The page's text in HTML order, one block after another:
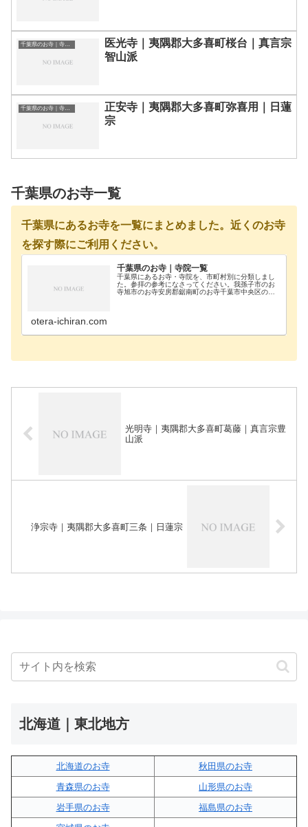
千葉県のお寺｜寺院一覧
医光寺｜夷隅郡大多喜町桜台｜真言宗
智山派
千葉県のお寺｜寺院一覧
正安寺｜夷隅郡大多喜町弥喜用｜日蓮
宗
千葉県のお寺一覧
千葉県にあるお寺を一覧にまとめました。近くのお寺
を探す際にご利用ください。
千葉県のお寺｜寺院一覧
千葉県にあるお寺・寺院を、市町村別に分類しまし
た。参拝の参考になさってください。我孫子市のお
寺旭市のお寺安房郡鋸南町のお寺千葉市中央区のお
otera-ichiran.com
光明寺｜夷隅郡大多喜町葛藤｜真言宗豊
山派
浄宗寺｜夷隅郡大多喜町三条｜日蓮宗
北海道｜東北地方
北海道のお寺
秋田県のお寺
青森県のお寺
山形県のお寺
岩手県のお寺
福島県のお寺